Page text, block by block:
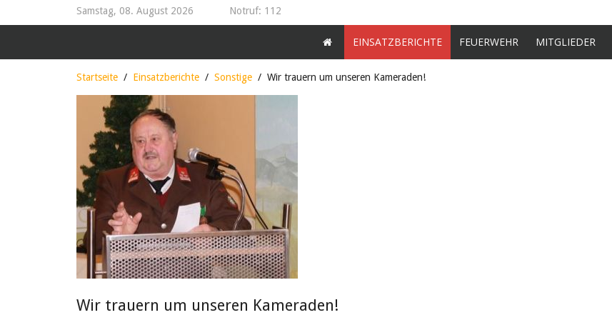
Samstag, 08. August 2026 Notruf: 112
EINSATZBERICHTE FEUERWEHR MITGLIEDER
Startseite Einsatzberichte Sonstige Wir trauern um unseren Kameraden!
Wir trauern um unseren Kameraden!